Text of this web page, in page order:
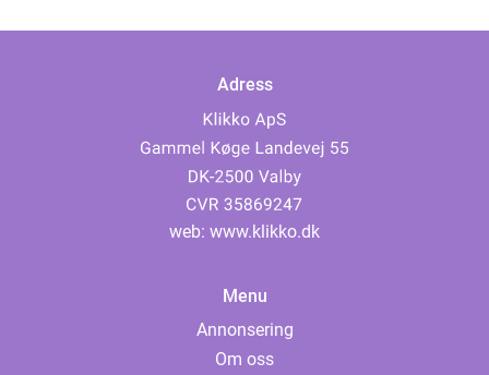
Adress
web: www.klikko.dk
Menu
Annonsering
Om oss